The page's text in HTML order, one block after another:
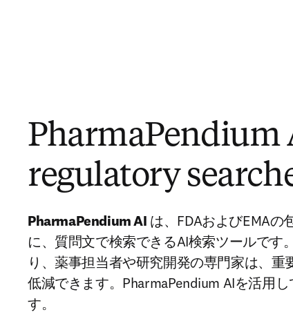
PharmaPendium
regulatory
PharmaPendium AI は、FDAおよびEMAの
に、質問文で検索できるAI検索ツールです
り、薬事担当者や研究開発の専門家は、重
低減できます。PharmaPendium AIを活用
す。